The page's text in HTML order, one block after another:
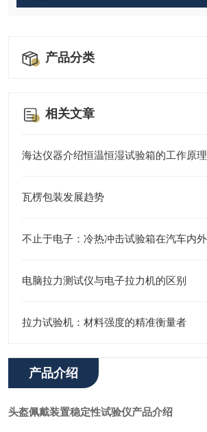
产品分类
相关文章
海达仪器介绍恒温恒湿试验箱的工作原理
瓦楞包装发展趋势
电脑拉力测试仪与电子拉力机的区别
拉力试验机：材料强度的精准衡量者
产品介绍
头盔佩戴装置稳定性试验仪产品介绍